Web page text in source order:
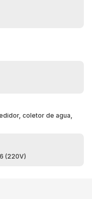
coletor de agua,
(220V)